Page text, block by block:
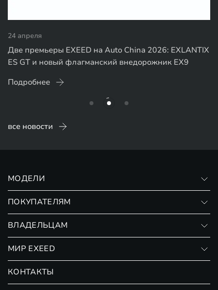
24 апреля
Две премьеры EXEED на Auto China 2026: EXLANTIX
ES GT и новый флагманский внедорожник EX9
Подробнее
все новости
МОДЕЛИ
ПОКУПАТЕЛЯМ
Страхование
ВЛАДЕЛЬЦАМ
Сервис
МИР EXEED
КОНТАКТЫ